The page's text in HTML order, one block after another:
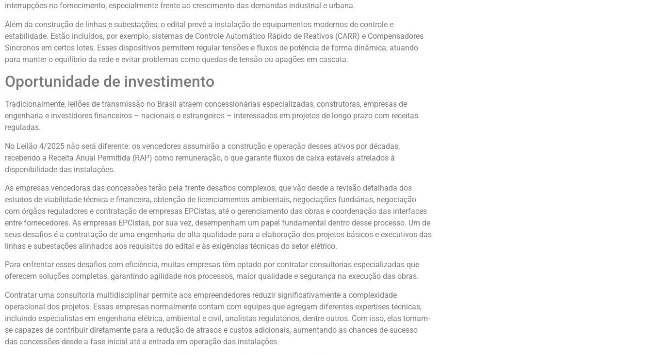
interrupções no fornecimento, especialmente frente ao crescimento das demandas industrial e urbana.
Além da construção de linhas e subestações, o edital prevê a instalação de equipamentos modernos de controle e
estabilidade. Estão incluídos, por exemplo, sistemas de Controle Automático Rápido de Reativos (CARR) e Compensadores
Síncronos em certos lotes. Esses dispositivos permitem regular tensões e fluxos de potência de forma dinâmica, atuando
para manter o equilíbrio da rede e evitar problemas como quedas de tensão ou apagões em cascata.
Oportunidade de investimento
Tradicionalmente, leilões de transmissão no Brasil atraem concessionárias especializadas, construtoras, empresas de
engenharia e investidores financeiros – nacionais e estrangeiros – interessados em projetos de longo prazo com receitas
reguladas.
No Leilão 4/2025 não será diferente: os vencedores assumirão a construção e operação desses ativos por décadas,
recebendo a Receita Anual Permitida (RAP) como remuneração, o que garante fluxos de caixa estáveis atrelados à
disponibilidade das instalações.
As empresas vencedoras das concessões terão pela frente desafios complexos, que vão desde a revisão detalhada dos
estudos de viabilidade técnica e financeira, obtenção de licenciamentos ambientais, negociações fundiárias, negociação
com órgãos reguladores e contratação de empresas EPCistas, até o gerenciamento das obras e coordenação das interfaces
entre fornecedores. As empresas EPCistas, por sua vez, desempenham um papel fundamental dentro desse processo. Um de
seus desafios é a contratação de uma engenharia de alta qualidade para a elaboração dos projetos básicos e executivos das
linhas e subestações alinhados aos requisitos do edital e às exigências técnicas do setor elétrico.
Para enfrentar esses desafios com eficiência, muitas empresas têm optado por contratar consultorias especializadas que
oferecem soluções completas, garantindo agilidade nos processos, maior qualidade e segurança na execução das obras.
Contratar uma consultoria multidisciplinar permite aos empreendedores reduzir significativamente a complexidade
operacional dos projetos. Essas empresas normalmente contam com equipes que agregam diferentes expertises técnicas,
incluindo especialistas em engenharia elétrica, ambiental e civil, analistas regulatórios, dentre outros. Com isso, elas tornam-
se capazes de contribuir diretamente para a redução de atrasos e custos adicionais, aumentando as chances de sucesso
das concessões desde a fase inicial até a entrada em operação das instalações.